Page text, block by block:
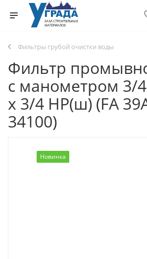
Фильтры грубой очистки воды
Фильтр
с манометром 3/
х 3/4 НР(ш) (FA
34100)
Новинка